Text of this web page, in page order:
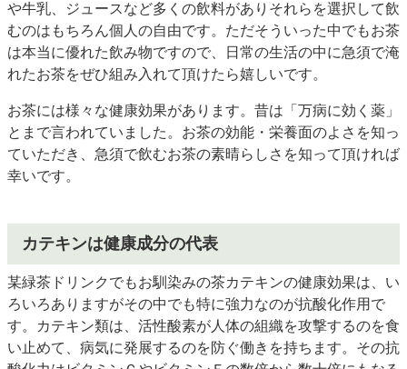
や牛乳、ジュースなど多くの飲料がありそれらを選択して飲
むのはもちろん個人の自由です。ただそういった中でもお茶
は本当に優れた飲み物ですので、日常の生活の中に急須で淹
れたお茶をぜひ組み入れて頂けたら嬉しいです。
お茶には様々な健康効果があります。昔は「万病に効く薬」
とまで言われていました。お茶の効能・栄養面のよさを知っ
ていただき、急須で飲むお茶の素晴らしさを知って頂ければ
幸いです。
カテキンは健康成分の代表
某緑茶ドリンクでもお馴染みの茶カテキンの健康効果は、い
ろいろありますがその中でも特に強力なのが抗酸化作用で
す。カテキン類は、活性酸素が人体の組織を攻撃するのを食
い止めて、病気に発展するのを防ぐ働きを持ちます。その抗